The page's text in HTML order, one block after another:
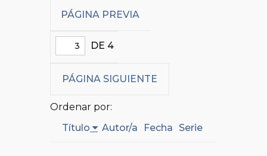
PÁGINA PREVIA
DE 4
PÁGINA SIGUIENTE
Ordenar por:
Título
Autor/a Fecha Serie